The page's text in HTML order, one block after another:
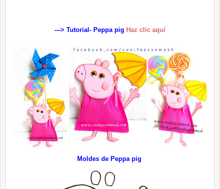
---> Tutorial- Peppa pig Haz clic aquí
Moldes de Peppa pig